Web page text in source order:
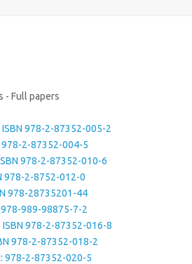
- Full papers
978-2-87352-005-2
978-2-87352-004-5
978-2-87352-010-6
978-2-8752-012-0
978-28735201-44
978-989-98875-7-2
978-2-87352-016-8
978-2-87352-018-2
978-2-87352-020-5